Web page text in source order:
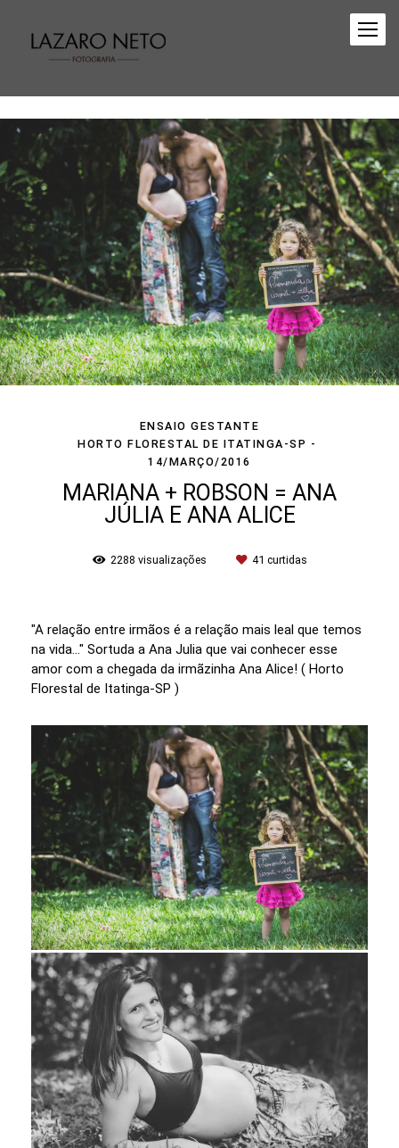
ENSAIO GESTANTE
HORTO FLORESTAL DE ITATINGA-SP
14/MARÇO/2016
MARIANA + ROBSON = ANA
JÚLIA E ANA ALICE
2288 visualizações 41 curtidas
"A relação entre irmãos é a relação mais leal que temos
na vida..." Sortuda a Ana Julia que vai conhecer esse
amor com a chegada da irmãzinha Ana Alice! ( Horto
Florestal de Itatinga-SP )